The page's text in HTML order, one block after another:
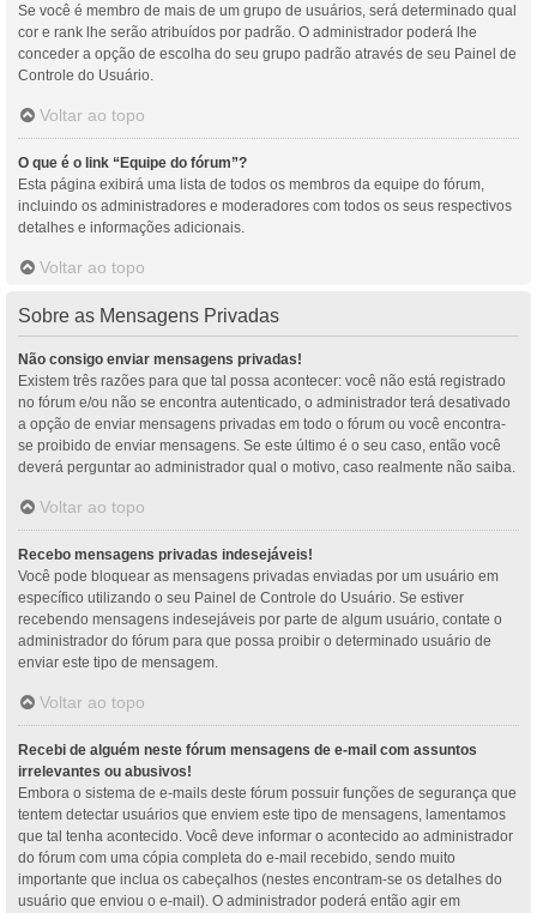
Se você é membro de mais de um grupo de usuários, será determinado qual
cor e rank lhe serão atribuídos por padrão. O administrador poderá lhe
conceder a opção de escolha do seu grupo padrão através de seu Painel de
Controle do Usuário.
Voltar ao topo
O que é o link “Equipe do fórum”?
Esta página exibirá uma lista de todos os membros da equipe do fórum,
incluindo os administradores e moderadores com todos os seus respectivos
detalhes e informações adicionais.
Voltar ao topo
Sobre as Mensagens Privadas
Não consigo enviar mensagens privadas!
Existem três razões para que tal possa acontecer: você não está registrado
no fórum e/ou não se encontra autenticado, o administrador terá desativado
a opção de enviar mensagens privadas em todo o fórum ou você encontra-
se proibido de enviar mensagens. Se este último é o seu caso, então você
deverá perguntar ao administrador qual o motivo, caso realmente não saiba.
Voltar ao topo
Recebo mensagens privadas indesejáveis!
Você pode bloquear as mensagens privadas enviadas por um usuário em
específico utilizando o seu Painel de Controle do Usuário. Se estiver
recebendo mensagens indesejáveis por parte de algum usuário, contate o
administrador do fórum para que possa proibir o determinado usuário de
enviar este tipo de mensagem.
Voltar ao topo
Recebi de alguém neste fórum mensagens de e-mail com assuntos
irrelevantes ou abusivos!
Embora o sistema de e-mails deste fórum possuir funções de segurança que
tentem detectar usuários que enviem este tipo de mensagens, lamentamos
que tal tenha acontecido. Você deve informar o acontecido ao administrador
do fórum com uma cópia completa do e-mail recebido, sendo muito
importante que inclua os cabeçalhos (nestes encontram-se os detalhes do
usuário que enviou o e-mail). O administrador poderá então agir em